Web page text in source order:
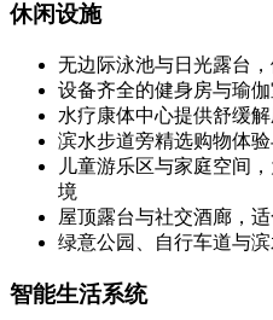
休闲设施
无边际泳池与日光露台
设备齐全的健身房与瑜
水疗康体中心提供舒缓
滨水步道旁精选购物体
儿童游乐区与家庭空间
境
屋顶露台与社交酒廊，
绿意公园、自行车道与
智能生活系统